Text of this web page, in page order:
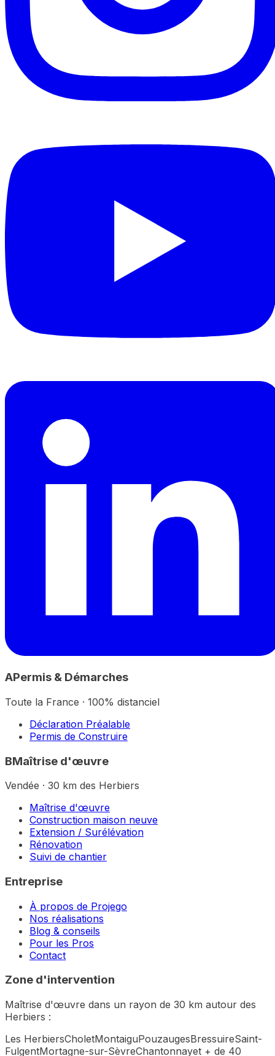
APermis & Démarches
Toute la France · 100% distanciel
Déclaration Préalable
Permis de Construire
BMaîtrise d'œuvre
Vendée · 30 km des Herbiers
Maîtrise d'œuvre
Construction maison neuve
Extension / Surélévation
Rénovation
Suivi de chantier
Entreprise
À propos de Projego
Nos réalisations
Blog & conseils
Pour les Pros
Contact
Zone d'intervention
Maîtrise d'œuvre dans un rayon de 30 km autour des
Herbiers :
Les HerbiersCholetMontaiguPouzaugesBressuireSaint-
FulgentMortagne-sur-SèvreChantonnayet + de 40